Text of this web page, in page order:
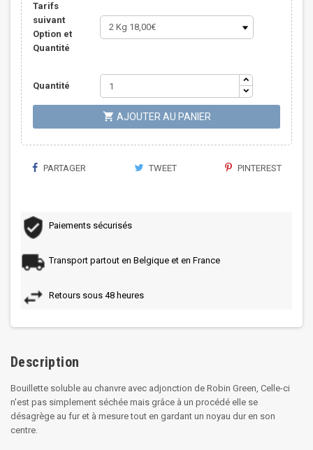
Tarifs
suivant
Option et
Quantité
Quantité
 AJOUTER AU PANIER
PARTAGER TWEET PINTEREST
Paiements sécurisés
Transport partout en Belgique et en France
Retours sous 48 heures
Description
Bouillette soluble au chanvre avec adjonction de Robin Green, Celle-ci
n'est pas simplement séchée mais grâce à un procédé elle se
désagrège au fur et à mesure tout en gardant un noyau dur en son
centre.